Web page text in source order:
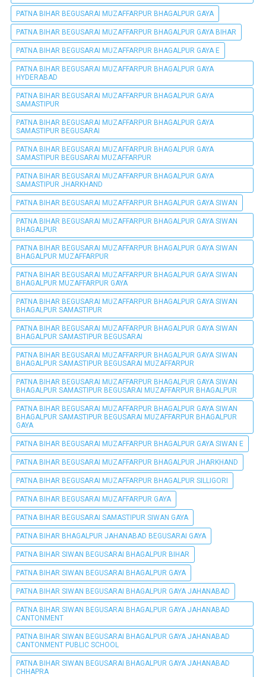
PATNA BIHAR BEGUSARAI MUZAFFARPUR BHAGALPUR GAYA
PATNA BIHAR BEGUSARAI MUZAFFARPUR BHAGALPUR GAYA BIHAR
PATNA BIHAR BEGUSARAI MUZAFFARPUR BHAGALPUR GAYA E
PATNA BIHAR BEGUSARAI MUZAFFARPUR BHAGALPUR GAYA
HYDERABAD
PATNA BIHAR BEGUSARAI MUZAFFARPUR BHAGALPUR GAYA
SAMASTIPUR
PATNA BIHAR BEGUSARAI MUZAFFARPUR BHAGALPUR GAYA
SAMASTIPUR BEGUSARAI
PATNA BIHAR BEGUSARAI MUZAFFARPUR BHAGALPUR GAYA
SAMASTIPUR BEGUSARAI MUZAFFARPUR
PATNA BIHAR BEGUSARAI MUZAFFARPUR BHAGALPUR GAYA
SAMASTIPUR JHARKHAND
PATNA BIHAR BEGUSARAI MUZAFFARPUR BHAGALPUR GAYA SIWAN
PATNA BIHAR BEGUSARAI MUZAFFARPUR BHAGALPUR GAYA SIWAN
BHAGALPUR
PATNA BIHAR BEGUSARAI MUZAFFARPUR BHAGALPUR GAYA SIWAN
BHAGALPUR MUZAFFARPUR
PATNA BIHAR BEGUSARAI MUZAFFARPUR BHAGALPUR GAYA SIWAN
BHAGALPUR MUZAFFARPUR GAYA
PATNA BIHAR BEGUSARAI MUZAFFARPUR BHAGALPUR GAYA SIWAN
BHAGALPUR SAMASTIPUR
PATNA BIHAR BEGUSARAI MUZAFFARPUR BHAGALPUR GAYA SIWAN
BHAGALPUR SAMASTIPUR BEGUSARAI
PATNA BIHAR BEGUSARAI MUZAFFARPUR BHAGALPUR GAYA SIWAN
BHAGALPUR SAMASTIPUR BEGUSARAI MUZAFFARPUR
PATNA BIHAR BEGUSARAI MUZAFFARPUR BHAGALPUR GAYA SIWAN
BHAGALPUR SAMASTIPUR BEGUSARAI MUZAFFARPUR BHAGALPUR
PATNA BIHAR BEGUSARAI MUZAFFARPUR BHAGALPUR GAYA SIWAN
BHAGALPUR SAMASTIPUR BEGUSARAI MUZAFFARPUR BHAGALPUR
GAYA
PATNA BIHAR BEGUSARAI MUZAFFARPUR BHAGALPUR GAYA SIWAN E
PATNA BIHAR BEGUSARAI MUZAFFARPUR BHAGALPUR JHARKHAND
PATNA BIHAR BEGUSARAI MUZAFFARPUR BHAGALPUR SILLIGORI
PATNA BIHAR BEGUSARAI MUZAFFARPUR GAYA
PATNA BIHAR BEGUSARAI SAMASTIPUR SIWAN GAYA
PATNA BIHAR BHAGALPUR JAHANABAD BEGUSARAI GAYA
PATNA BIHAR SIWAN BEGUSARAI BHAGALPUR BIHAR
PATNA BIHAR SIWAN BEGUSARAI BHAGALPUR GAYA
PATNA BIHAR SIWAN BEGUSARAI BHAGALPUR GAYA JAHANABAD
PATNA BIHAR SIWAN BEGUSARAI BHAGALPUR GAYA JAHANABAD
CANTONMENT
PATNA BIHAR SIWAN BEGUSARAI BHAGALPUR GAYA JAHANABAD
CANTONMENT PUBLIC SCHOOL
PATNA BIHAR SIWAN BEGUSARAI BHAGALPUR GAYA JAHANABAD
CHHAPRA